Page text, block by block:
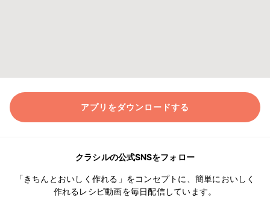
アプリをダウンロードする
クラシルの公式SNSをフォロー
「きちんとおいしく作れる」をコンセプトに、簡単においしく
作れるレシピ動画を毎日配信しています。